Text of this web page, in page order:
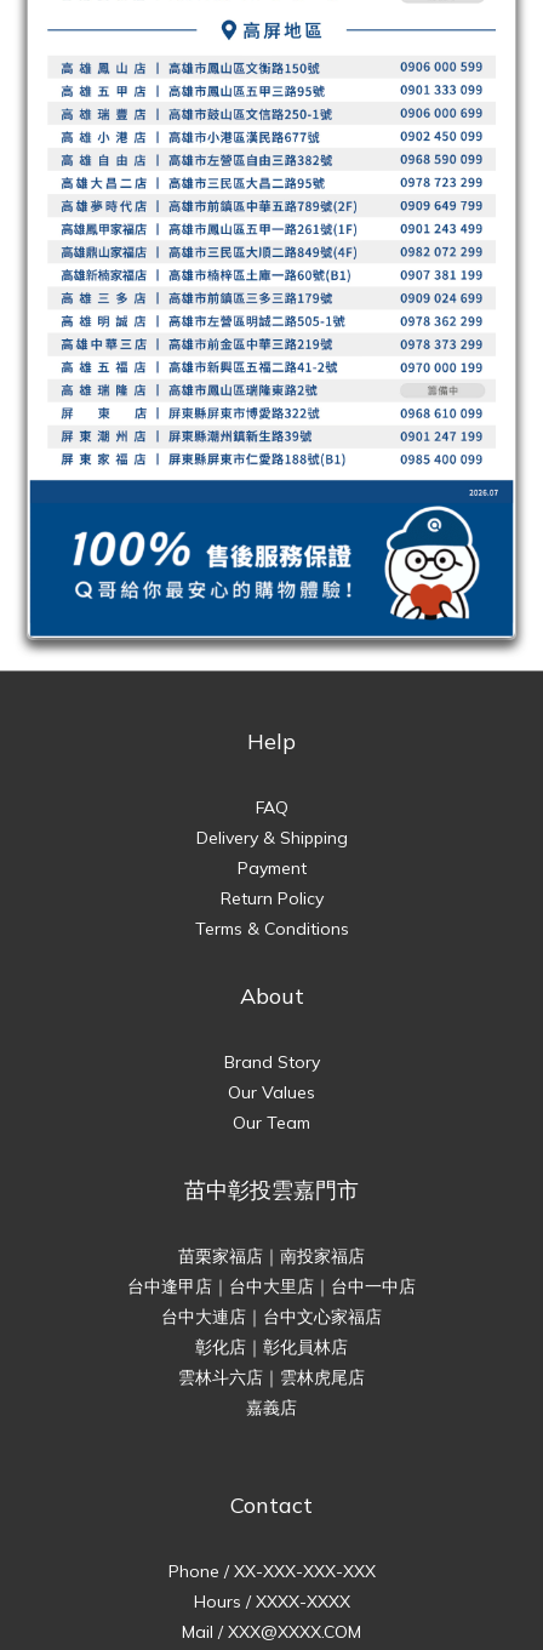
Help
FAQ
Delivery & Shipping
Payment
Return Policy
Terms & Conditions
About
Brand Story
Our Values
Our Team
苗中彰投雲嘉門市
苗栗家福店｜南投家福店
台中逢甲店｜台中大里店｜台中一中店
台中大連店｜台中文心家福店
彰化店｜彰化員林店
雲林斗六店｜雲林虎尾店
嘉義店
Contact
Phone / XX-XXX-XXX-XXX
Hours / XXXX-XXXX
Mail / XXX@XXXX.COM